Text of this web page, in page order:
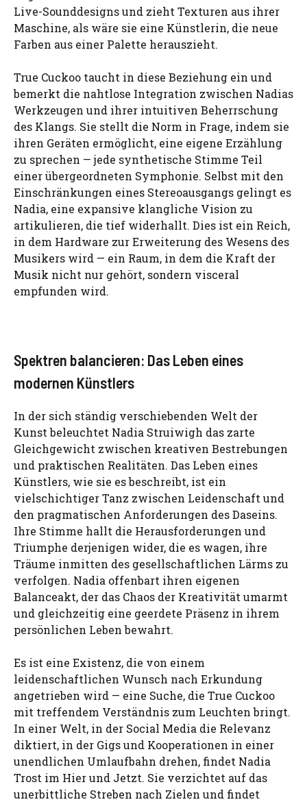
Live-Sounddesigns und zieht Texturen aus ihrer
Maschine, als wäre sie eine Künstlerin, die neue
Farben aus einer Palette herauszieht.
True Cuckoo taucht in diese Beziehung ein und
bemerkt die nahtlose Integration zwischen Nadias
Werkzeugen und ihrer intuitiven Beherrschung
des Klangs. Sie stellt die Norm in Frage, indem sie
ihren Geräten ermöglicht, eine eigene Erzählung
zu sprechen — jede synthetische Stimme Teil
einer übergeordneten Symphonie. Selbst mit den
Einschränkungen eines Stereoausgangs gelingt es
Nadia, eine expansive klangliche Vision zu
artikulieren, die tief widerhallt. Dies ist ein Reich,
in dem Hardware zur Erweiterung des Wesens des
Musikers wird — ein Raum, in dem die Kraft der
Musik nicht nur gehört, sondern visceral
empfunden wird.
Spektren balancieren: Das Leben eines
modernen Künstlers
In der sich ständig verschiebenden Welt der
Kunst beleuchtet Nadia Struiwigh das zarte
Gleichgewicht zwischen kreativen Bestrebungen
und praktischen Realitäten. Das Leben eines
Künstlers, wie sie es beschreibt, ist ein
vielschichtiger Tanz zwischen Leidenschaft und
den pragmatischen Anforderungen des Daseins.
Ihre Stimme hallt die Herausforderungen und
Triumphe derjenigen wider, die es wagen, ihre
Träume inmitten des gesellschaftlichen Lärms zu
verfolgen. Nadia offenbart ihren eigenen
Balanceakt, der das Chaos der Kreativität umarmt
und gleichzeitig eine geerdete Präsenz in ihrem
persönlichen Leben bewahrt.
Es ist eine Existenz, die von einem
leidenschaftlichen Wunsch nach Erkundung
angetrieben wird — eine Suche, die True Cuckoo
mit treffendem Verständnis zum Leuchten bringt.
In einer Welt, in der Social Media die Relevanz
diktiert, in der Gigs und Kooperationen in einer
unendlichen Umlaufbahn drehen, findet Nadia
Trost im Hier und Jetzt. Sie verzichtet auf das
unerbittliche Streben nach Zielen und findet